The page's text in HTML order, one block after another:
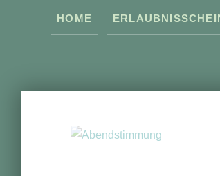
HOME